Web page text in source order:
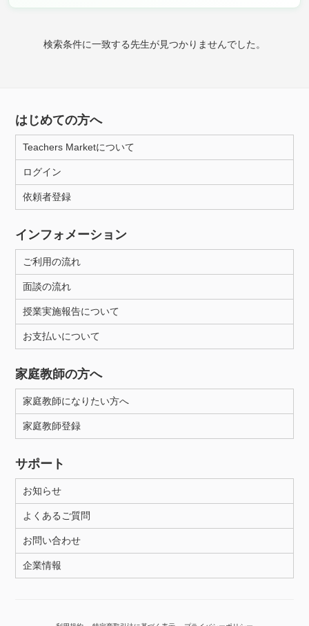
検索条件に一致する先生が見つかりませんでした。
月曜日 火曜日
所属大学
距離：15km以内
年齢：18-101歳
はじめての方へ
Teachers Marketについて
ログイン
依頼者登録
インフォメーション
ご利用の流れ
面談の流れ
授業実施報告について
お支払いについて
家庭教師の方へ
家庭教師になりたい方へ
家庭教師登録
サポート
お知らせ
よくあるご質問
お問い合わせ
企業情報